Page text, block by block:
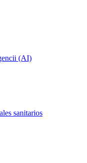
(AI)
sanitarios